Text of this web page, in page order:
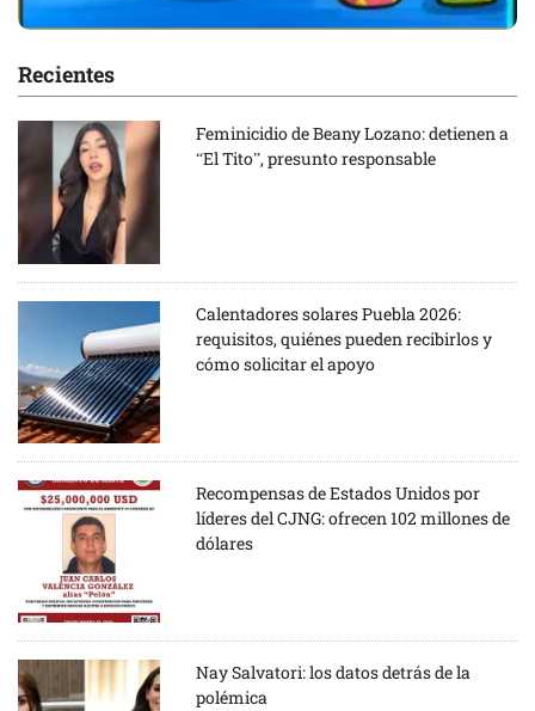
Recientes
Feminicidio de Beany Lozano: detienen a
“El Tito”, presunto responsable
Calentadores solares Puebla 2026:
requisitos, quiénes pueden recibirlos y
cómo solicitar el apoyo
Recompensas de Estados Unidos por
líderes del CJNG: ofrecen 102 millones de
dólares
Nay Salvatori: los datos detrás de la
polémica